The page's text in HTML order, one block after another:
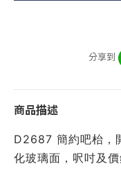
分享到
商品描述
D2687 簡約吧枱，
化玻璃面，呎吋及價